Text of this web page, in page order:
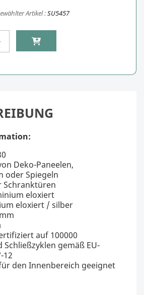
Artikel :SU5457
Deko-Paneelen,
oder Spiegeln
eloxiert
eloxiert / silber
auf 100000
gemäß EU-
12
den Innenbereich geeignet